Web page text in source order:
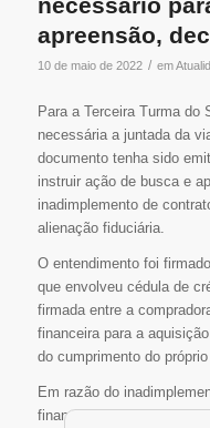
necessário
apreensão,
10 de maio de 2022 / em
Para a Terceira Turma do
necessária a juntada da
documento tenha sido
instruir ação de busca e
inadimplemento de
alienação fiduciária.
O entendimento foi
que envolveu cédula de
firmada entre a
financeira para a
do cumprimento do próprio
Em razão do
financeira ajuizou ação